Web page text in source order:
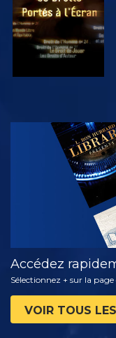
REGARDER
Accédez
Sélectionnez + sur la
VOIR TOUS